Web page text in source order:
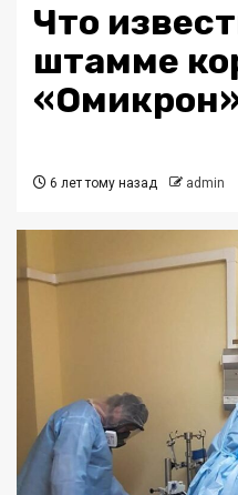
Что
штамме
6 лет тому назад admin